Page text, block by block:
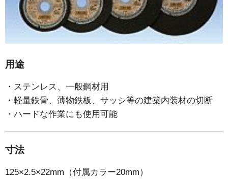
用途
・ステンレス、一般鋼材用
・軽量鉄骨、薄物鉄板、サッシ等の建築内装材の切断
・ハードな作業にも使用可能
寸法
125×2.5×22mm（付属カラー20mm）